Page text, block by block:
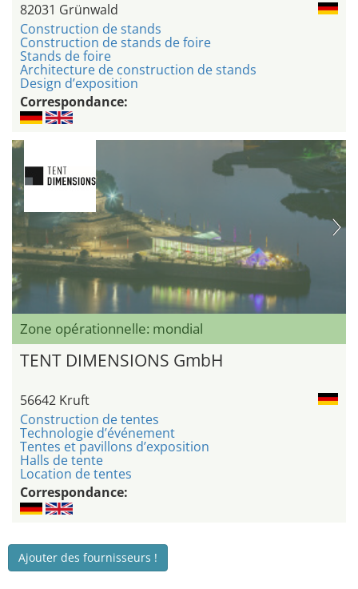
82031 Grünwald
Construction de stands
Construction de stands de foire
Stands de foire
Architecture de construction de stands
Design d’exposition
Correspondance:
Zone opérationnelle: mondial
TENT DIMENSIONS GmbH
56642 Kruft
Construction de tentes
Technologie d’événement
Tentes et pavillons d’exposition
Halls de tente
Location de tentes
Correspondance:
Ajouter des fournisseurs !